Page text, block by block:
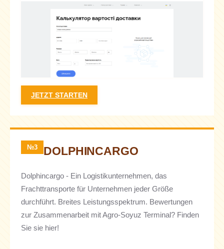
JETZT STARTEN
№3 DOLPHINCARGO
Dolphincargo - Ein Logistikunternehmen, das
Frachttransporte für Unternehmen jeder Größe
durchführt. Breites Leistungsspektrum. Bewertungen
zur Zusammenarbeit mit Agro-Soyuz Terminal? Finden
Sie sie hier!